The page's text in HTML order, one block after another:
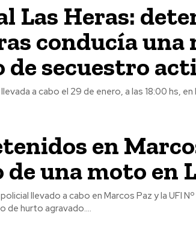
Las Heras:
conducía una
de secuestro
a cabo el 29 de enero, a las 18:00 hs,
en
de una moto en
llevado a cabo en Marcos Paz y la UFI
de hurto agravado....